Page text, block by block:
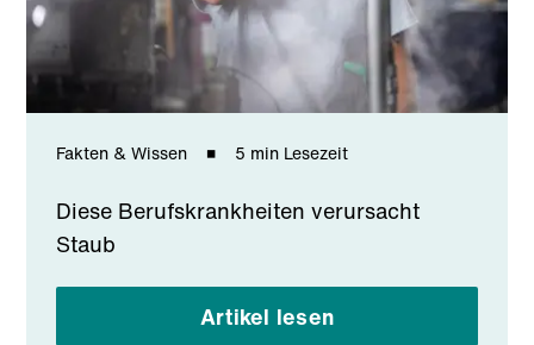
Fakten & Wissen 5 min Lesezeit
Diese Berufskrankheiten verursacht
Staub
Artikel lesen